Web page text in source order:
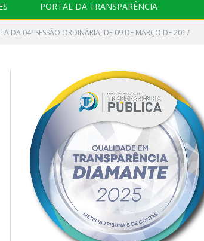
PORTAL DA TRANSPARÊNCIA
DA 04ª SESSÃO ORDINÁRIA, DE 09 DE MARÇO DE 2017